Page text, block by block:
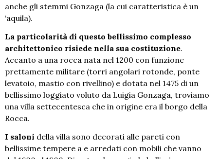
anche gli stemmi Gonzaga (la cui caratteristica è un
‘aquila).
La particolarità di questo bellissimo complesso
architettonico risiede nella sua costituzione.
Accanto a una rocca nata nel 1200 con funzione
prettamente militare (torri angolari rotonde, ponte
levatoio, mastio con rivellino) e dotata nel 1475 di un
bellissimo loggiato voluto da Luigia Gonzaga, troviamo
una villa settecentesca che in origine era il borgo della
Rocca.
I saloni della villa sono decorati alle pareti con
bellissime tempere a e arredati con mobili che vanno